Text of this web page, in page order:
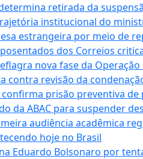
retirada da
institucional do
estrangeira por meio de
dos Correios
nova fase da
contra revisão da
confirma prisão preventiva
da ABAC para suspender
audiência acadêmica
hoje no Brasil
Eduardo Bolsonaro por